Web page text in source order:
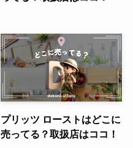
プリッツ ローストはどこに
売ってる？取扱店はココ！